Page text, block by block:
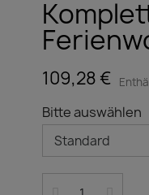
109,28 €
Bitte auswählen